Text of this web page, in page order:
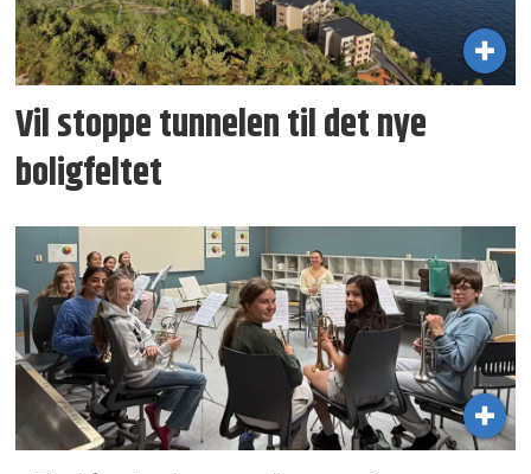
Vil stoppe tunnelen til det nye
boligfeltet